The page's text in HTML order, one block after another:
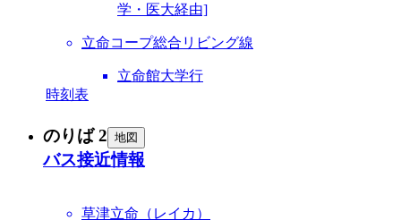
学・医大経由]
立命コープ総合リビング線
立命館大学行
時刻表
のりば 2 地図
バス接近情報
草津立命（レイカ）